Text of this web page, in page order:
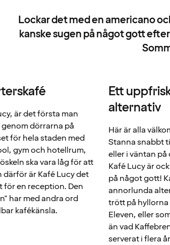
Lockar det med en americano
kanske sugen på något gott
är det första man
dörrarna på
för hela staden med
gym och hotellrum,
ska vara låg för att
därför är Kafé Lucy det
en reception. Den
har med andra ord
kafékänsla.
Ett
alternativ
Här är alla
Stanna snabbt
eller i väntan
Kafé Lucy är
på något gott!
annorlunda
trött på hyllorna
Eleven, eller
än vad
serverat i flera